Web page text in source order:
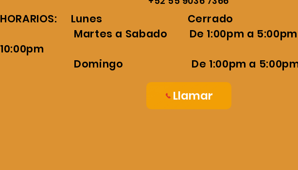
HORARIOS: Lunes Cerrado
Martes a Sabado De 1:00pm a 5:00pm y
10:00pm
Domingo De 1:00pm a
Llamar